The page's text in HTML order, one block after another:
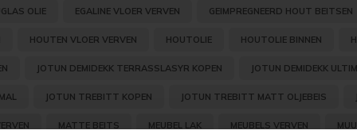
OLIE EGALINE VLOER VERVEN GEIMPREGNEERD HOUT BEITSEN
HOUTEN VLOER VERVEN HOUTOLIE HOUTOLIE BINNEN
JOTUN DEMIDEKK TERRASSLASYR KOPEN JOTUN DEMIDEKK
JOTUN TREBITT KOPEN JOTUN TREBITT MATT OLJEBEIS
MATTE BEITS MEUBEL LAK MEUBELS VERVEN